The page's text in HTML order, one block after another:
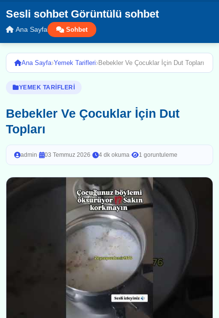
Sesli sohbet Görüntülü sohbet
Ana Sayfa Sohbet
Ana Sayfa›Yemek Tarifleri› Bebekler Ve Çocuklar İçin Dut Topları
YEMEK TARIFLERI
Bebekler Ve Çocuklar İçin Dut
Topları
admin· 03 Temmuz 2026· 4 dk okuma· 1 goruntuleme